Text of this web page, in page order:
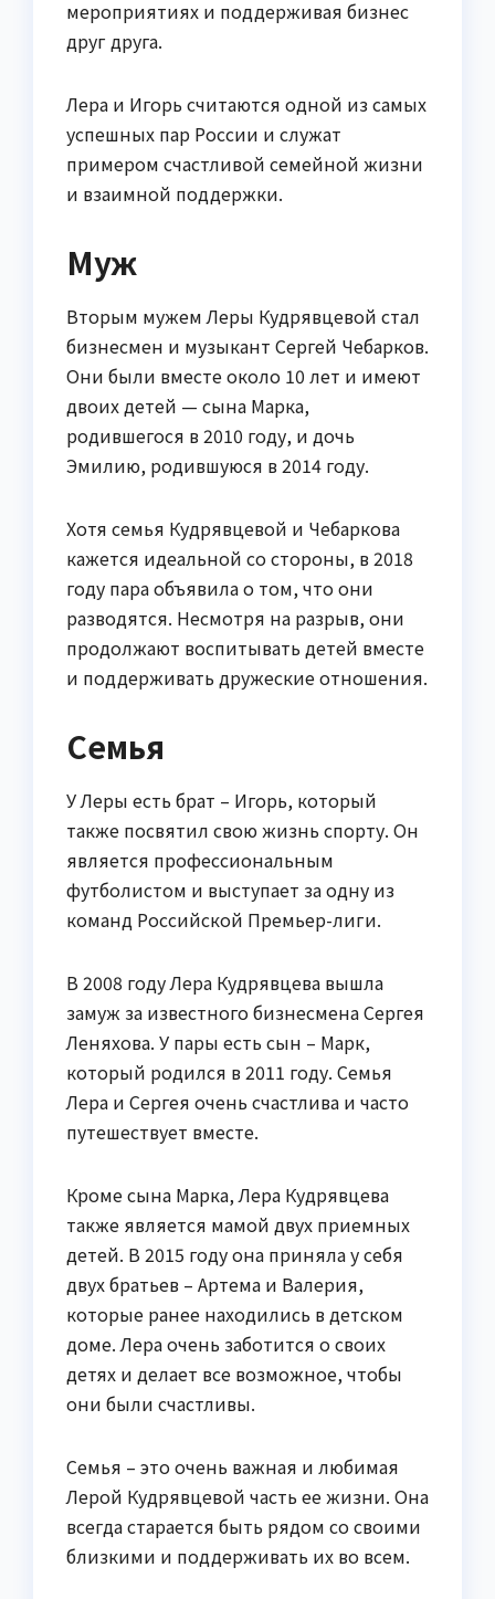
мероприятиях и поддерживая бизнес
друг друга.
Лера и Игорь считаются одной из самых
успешных пар России и служат
примером счастливой семейной жизни
и взаимной поддержки.
Муж
Вторым мужем Леры Кудрявцевой стал
бизнесмен и музыкант Сергей Чебарков.
Они были вместе около 10 лет и имеют
двоих детей — сына Марка,
родившегося в 2010 году, и дочь
Эмилию, родившуюся в 2014 году.
Хотя семья Кудрявцевой и Чебаркова
кажется идеальной со стороны, в 2018
году пара объявила о том, что они
разводятся. Несмотря на разрыв, они
продолжают воспитывать детей вместе
и поддерживать дружеские отношения.
Семья
У Леры есть брат – Игорь, который
также посвятил свою жизнь спорту. Он
является профессиональным
футболистом и выступает за одну из
команд Российской Премьер-лиги.
В 2008 году Лера Кудрявцева вышла
замуж за известного бизнесмена Сергея
Леняхова. У пары есть сын – Марк,
который родился в 2011 году. Семья
Лера и Сергея очень счастлива и часто
путешествует вместе.
Кроме сына Марка, Лера Кудрявцева
также является мамой двух приемных
детей. В 2015 году она приняла у себя
двух братьев – Артема и Валерия,
которые ранее находились в детском
доме. Лера очень заботится о своих
детях и делает все возможное, чтобы
они были счастливы.
Семья – это очень важная и любимая
Лерой Кудрявцевой часть ее жизни. Она
всегда старается быть рядом со своими
близкими и поддерживать их во всем.